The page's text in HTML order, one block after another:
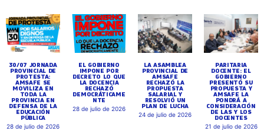
30/07 JORNADA
PROVINCIAL DE
PROTESTA:
AMSAFE SE
MOVILIZA EN
TODA LA
PROVINCIA EN
DEFENSA DE LA
EDUCACIÓN
PÚBLICA
28 de julio de 2026
EL GOBIERNO
IMPONE POR
DECRETO LO QUE
LA DOCENCIA
RECHAZÓ
DEMOCRÁTICAME
NTE
28 de julio de 2026
LA ASAMBLEA
PROVINCIAL DE
AMSAFE
RECHAZÓ LA
PROPUESTA
SALARIAL Y
RESOLVIÓ UN
PLAN DE LUCHA
24 de julio de 2026
PARITARIA
DOCENTE: EL
GOBIERNO
PRESENTÓ SU
PROPUESTA Y
AMSAFE LA
PONDRÁ A
CONSIDERACIÓN
DE LAS Y LOS
DOCENTES
21 de julio de 2026